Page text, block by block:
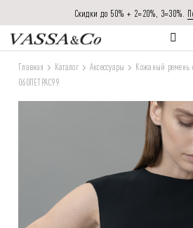
Скидки до 50% + 2=20%, 3=30%.
Главная Каталог Аксессуары
Кожаный ремень
060ПЕТРАC99